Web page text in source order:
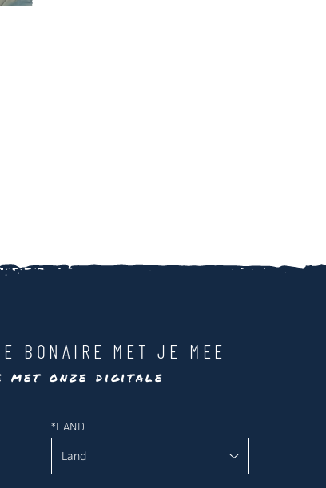
BONAIRE MET JE MEE
onze digitale
*LAND